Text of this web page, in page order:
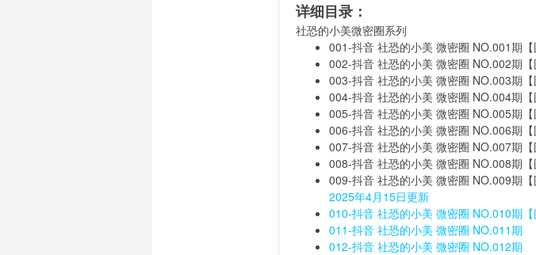
详细目录：
社恐的小美微密圈系列
001-抖音 社恐的小美 微密圈 NO.001期【
002-抖音 社恐的小美 微密圈 NO.002期【
003-抖音 社恐的小美 微密圈 NO.003期【
004-抖音 社恐的小美 微密圈 NO.004期【
005-抖音 社恐的小美 微密圈 NO.005期【
006-抖音 社恐的小美 微密圈 NO.006期【
007-抖音 社恐的小美 微密圈 NO.007期【
008-抖音 社恐的小美 微密圈 NO.008期【
009-抖音 社恐的小美 微密圈 NO.009期【
2025年4月15日更新
010-抖音 社恐的小美 微密圈 NO.010期【
011-抖音 社恐的小美 微密圈 NO.011期
012-抖音 社恐的小美 微密圈 NO.012期